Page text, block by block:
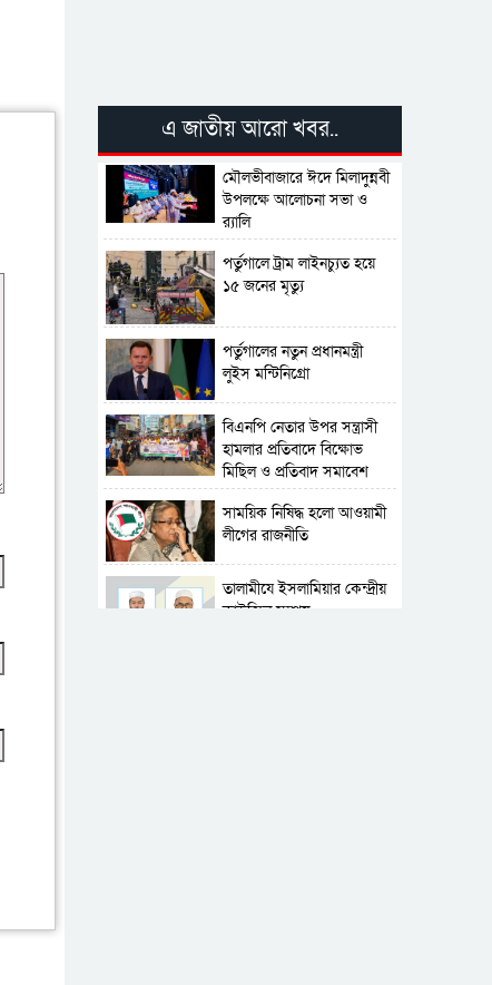
এ জাতীয় আরো খবর..
মৌলভীবাজারে ঈদে মিলাদুন্নবী
উপলক্ষে আলোচনা সভা ও
র‍্যালি
পর্তুগালে ট্রাম লাইনচ্যুত হয়ে
১৫ জনের মৃত্যু
পর্তুগালের নতুন প্রধানমন্ত্রী
লুইস মন্টিনিগ্রো
বিএনপি নেতার উপর সন্ত্রাসী
হামলার প্রতিবাদে বিক্ষোভ
মিছিল ও প্রতিবাদ সমাবেশ
সাময়িক নিষিদ্ধ হলো আওয়ামী
লীগের রাজনীতি
‎তালামীযে ইসলামিয়ার কেন্দ্রীয়
কাউন্সিল সম্পন্ন